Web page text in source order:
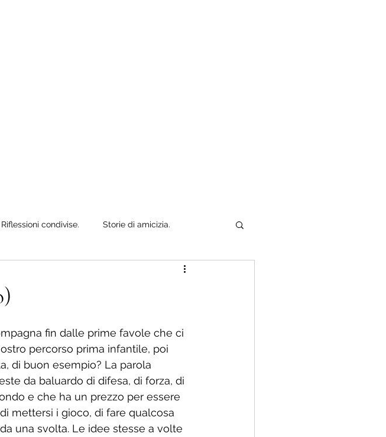
Riflessioni condivise. Storie di amicizia.
La famiglia rinnovata
fin dalle prime favole che ci
percorso prima infantile, poi
di buon esempio? La parola
da baluardo di difesa, di forza, di
e che ha un prezzo per essere
mettersi i gioco, di fare qualcosa
una svolta. Le idee stesse a volte